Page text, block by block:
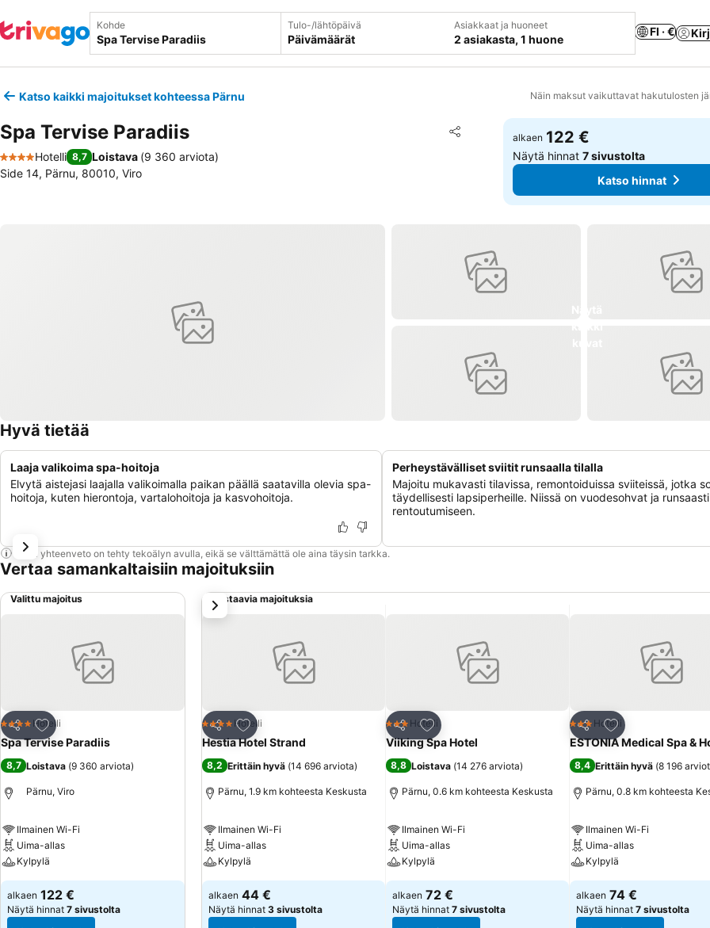
Kohde Tulo-/lähtöpäivä
Päivämäärät
Asiakkaat ja huoneet
2 asiakasta, 1 huone
FI · €
Katso kaikki majoitukset kohteessa Pärnu Näin maksut vaikuttavat hakutulosten
Spa Tervise Paradiis Jaa
Lisää suosikkeihin
4 Tähtiluokitus
Hotelli 8,7 Loistava (9 360 arviota)
Side 14, Pärnu, 80010, Viro
alkaen 122 €
Näytä hinnat7 sivustolta
Katso hinnat
Hyvä tietää
Laaja valikoima spa-hoitoja
Elvytä aistejasi laajalla valikoimalla paikan päällä saatavilla olevia spa-
hoitoja, kuten hierontoja, vartalohoitoja ja kasvohoitoja.
Perheystävälliset sviitit runsaalla tilalla
Majoitu mukavasti tilavissa, remontoiduissa sviiteissä, jotka
täydellisesti lapsiperheille. Niissä on vuodesohvat ja
rentoutumiseen.
Tämä yhteenveto on tehty tekoälyn avulla, eikä se välttämättä ole aina täysin tarkka.
Vertaa samankaltaisiin majoituksiin
Valittu majoitus
Jaa
Lisää suosikkeihin
4 Tähtiluokitus
Hotelli
Spa Tervise Paradiis
8,7 Loistava (9 360 arviota)
Pärnu, Viro
Ilmainen Wi-Fi
Uima-allas
Kylpylä
alkaen 122 €
Näytä hinnat 7 sivustolta
Vastaavia majoituksia
Jaa
Lisää suosikkeihin
4 Tähtiluokitus
Hotelli
Hestia Hotel Strand
8,2 Erittäin hyvä (14 696 arviota)
Pärnu, 1.9 km kohteesta Keskusta
Ilmainen Wi-Fi
Uima-allas
Kylpylä
alkaen 44 €
Näytä hinnat 3 sivustolta
Jaa
Lisää suosikkeihin
3 Tähtiluokitus
Hotelli
Viiking Spa Hotel
8,8 Loistava (14 276 arviota)
Pärnu, 0.6 km kohteesta Keskusta
Ilmainen Wi-Fi
Uima-allas
Kylpylä
alkaen 72 €
Näytä hinnat 7 sivustolta
Jaa
Lisää suosikkeihin
3 Tähtiluokitus
Hotelli
ESTONIA Medical Spa &
8,4 Erittäin hyvä (8 196
Pärnu, 0.8 km kohteesta
Ilmainen Wi-Fi
Uima-allas
Kylpylä
alkaen 74 €
Näytä hinnat 7 sivustolta
seuraava